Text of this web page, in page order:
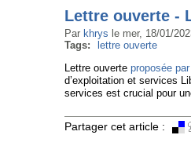
Lettre ouverte -
Par khrys le mer, 18/01/
Tags:
lettre ouverte
Lettre ouverte proposée
d’exploitation et services
services est crucial pour
Partager cet article :